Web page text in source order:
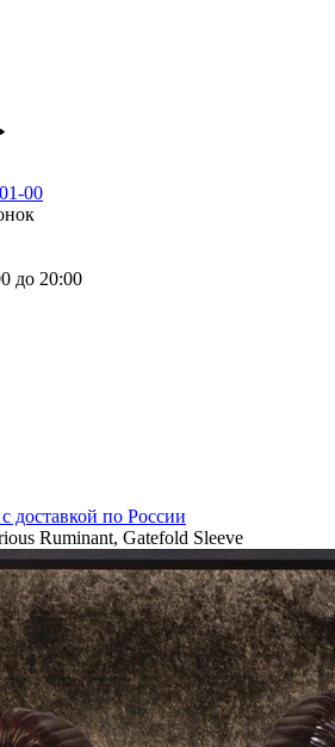
00
до 20:00
доставкой по России
Ruminant, Gatefold Sleeve